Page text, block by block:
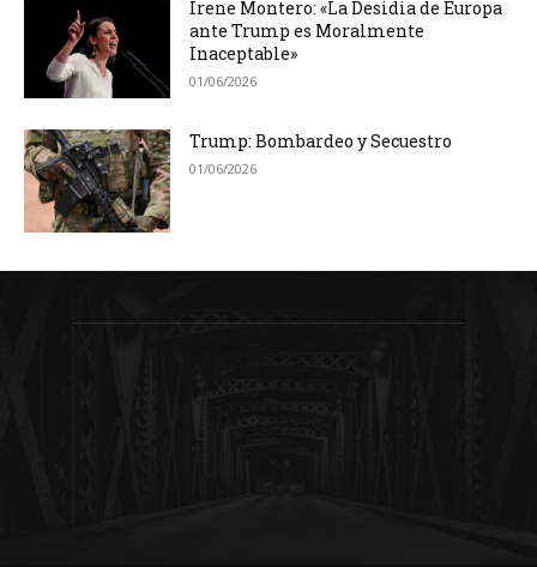
Irene Montero: «La Desidia de Europa
ante Trump es Moralmente
Inaceptable»
01/06/2026
Trump: Bombardeo y Secuestro
01/06/2026